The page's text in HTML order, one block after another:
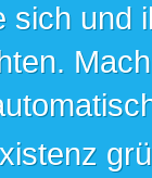
sich und